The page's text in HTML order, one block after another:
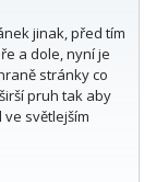
jinak, před tím
a dole, nyní je
stránky co
pruh tak aby
světlejším